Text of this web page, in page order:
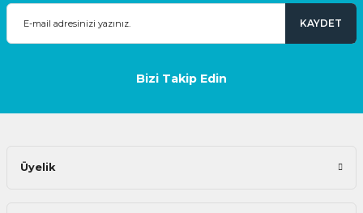
KAYDET
Bizi Takip Edin
Üyelik